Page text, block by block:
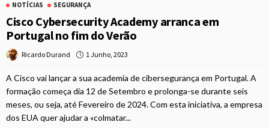
NOTÍCIAS SEGURANÇA
Cisco Cybersecurity Academy arranca em
Portugal no fim do Verão
Ricardo Durand 1 Junho, 2023
A Cisco vai lançar a sua academia de cibersegurança em Portugal. A
formação começa dia 12 de Setembro e prolonga-se durante seis
meses, ou seja, até Fevereiro de 2024. Com esta iniciativa, a empresa
dos EUA quer ajudar a «colmatar...